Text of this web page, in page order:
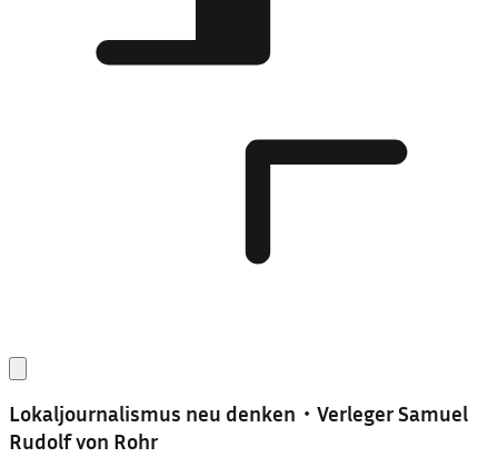
Lokaljournalismus neu denken・Verleger Samuel
Rudolf von Rohr